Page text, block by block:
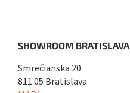
SHOWROOM BRATISLAVA
Smrečianska 20
811 05 Bratislava